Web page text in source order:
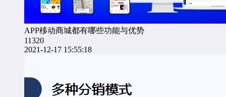
APP移动商城都有哪些功能与优势
11320
2021-12-17 15:55:18